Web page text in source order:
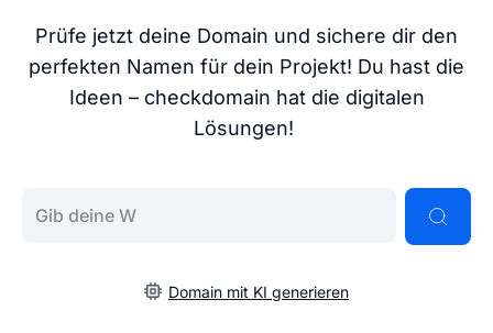
Prüfe jetzt deine Domain und sichere dir den
perfekten Namen für dein Projekt! Du hast die
Ideen – checkdomain hat die digitalen
Lösungen!
Domain mit KI generieren